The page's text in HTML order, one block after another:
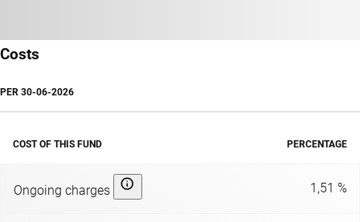
Costs
PER 30-06-2026
COST OF THIS FUND PERCENTAGE
Ongoing charges 1,51 %